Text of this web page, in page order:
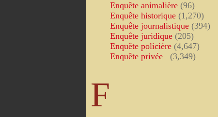
Enquête animalière (96)
Enquête historique (1,270)
Enquête journalistique (394)
Enquête juridique (205)
Enquête policière (4,647)
Enquête privée
(3,349)
F